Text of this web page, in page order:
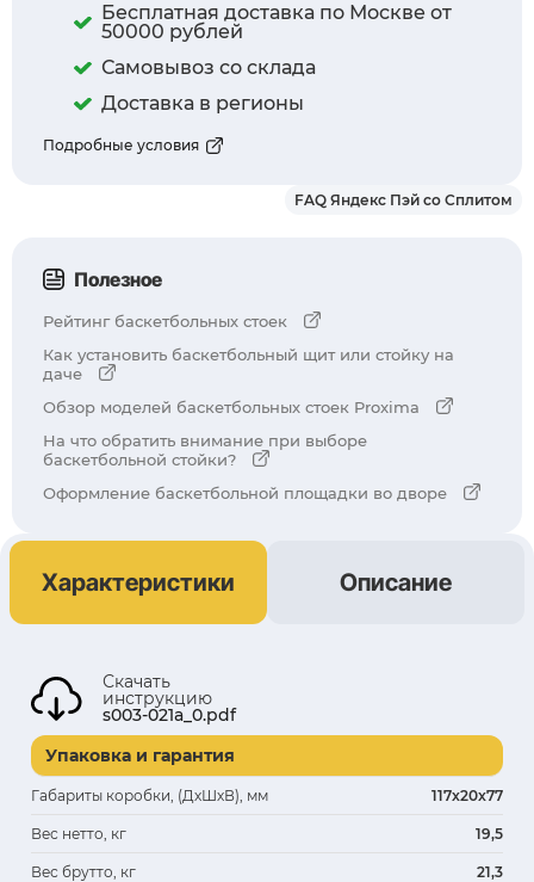
Бесплатная доставка по Москве от
50000 рублей
Самовывоз со склада
Доставка в регионы
Подробные условия
Полезное
Рейтинг баскетбольных стоек
Как установить баскетбольный щит или стойку на
даче
Обзор моделей баскетбольных стоек Proxima
На что обратить внимание при выборе
баскетбольной стойки?
Оформление баскетбольной площадки во дворе
FAQ Яндекс Пэй со Сплитом
Характеристики Описание
Скачать
инструкцию
s003-021a_0.pdf
Упаковка и гарантия
Габариты коробки, (ДхШхВ), мм 117x20x77
Вес нетто, кг 19,5
Вес брутто, кг 21,3